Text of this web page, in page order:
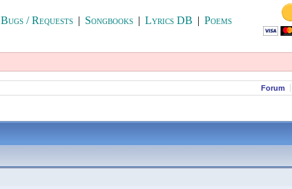
Bugs / Requests | Songbooks | Lyrics DB | Poems
Forum